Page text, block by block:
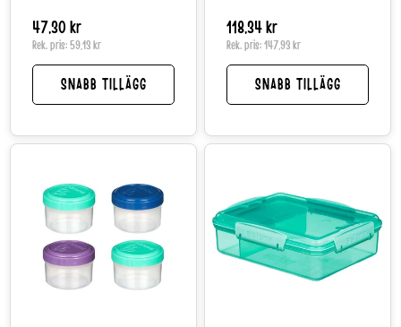
Normalpris
47,30 kr
Rek. pris: 59,13 kr
SNABB TILLÄGG
Normalpris
118,34 kr
Rek. pris: 147,93 kr
SNABB TILLÄGG